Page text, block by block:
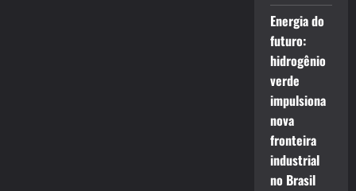
Energia do
futuro:
hidrogênio
verde
impulsiona
nova
fronteira
industrial
no Brasil